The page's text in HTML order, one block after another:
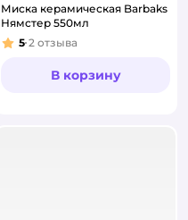
Миска керамическая Barbaks
Нямстер 550мл
Рейтинг:
5 2 отзыва
В корзину